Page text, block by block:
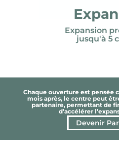
Expansion
jusqu'à 5
Chaque ouverture est pensée
mois après, le centre peut
partenaire, permettant de
d’accélérer
Devenir